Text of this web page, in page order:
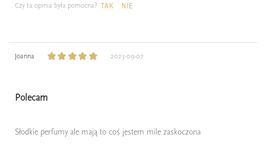
Czy ta opinia była pomocna? TAK NIE
Joanna 2023-09-07
Polecam
Słodkie perfumy ale mają to coś jestem mile zaskoczona